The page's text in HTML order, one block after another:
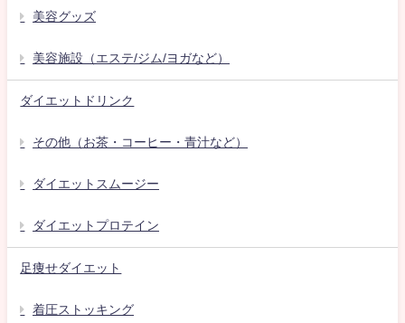
美容グッズ
美容施設（エステ/ジム/ヨガなど）
ダイエットドリンク
その他（お茶・コーヒー・青汁など）
ダイエットスムージー
ダイエットプロテイン
足痩せダイエット
着圧ストッキング